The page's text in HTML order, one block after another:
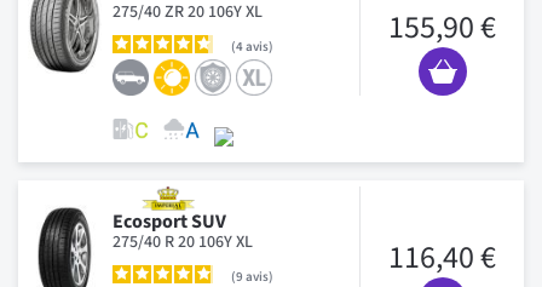
275/40 ZR 20 106Y XL
4avis 155,90 €
Ecosport SUV
275/40 R 20 106Y XL
9 avis 116,40 €